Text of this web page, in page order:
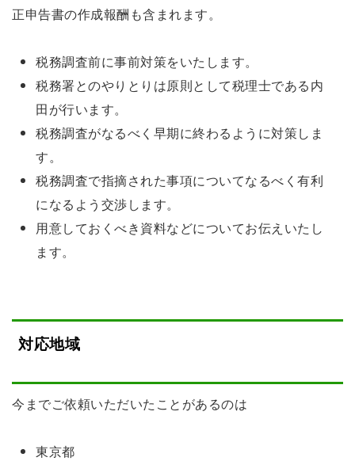
正申告書の作成報酬も含まれます。
税務調査前に事前対策をいたします。
税務署とのやりとりは原則として税理士である内
田が行います。
税務調査がなるべく早期に終わるように対策しま
す。
税務調査で指摘された事項についてなるべく有利
になるよう交渉します。
用意しておくべき資料などについてお伝えいたし
ます。
対応地域
今までご依頼いただいたことがあるのは
東京都